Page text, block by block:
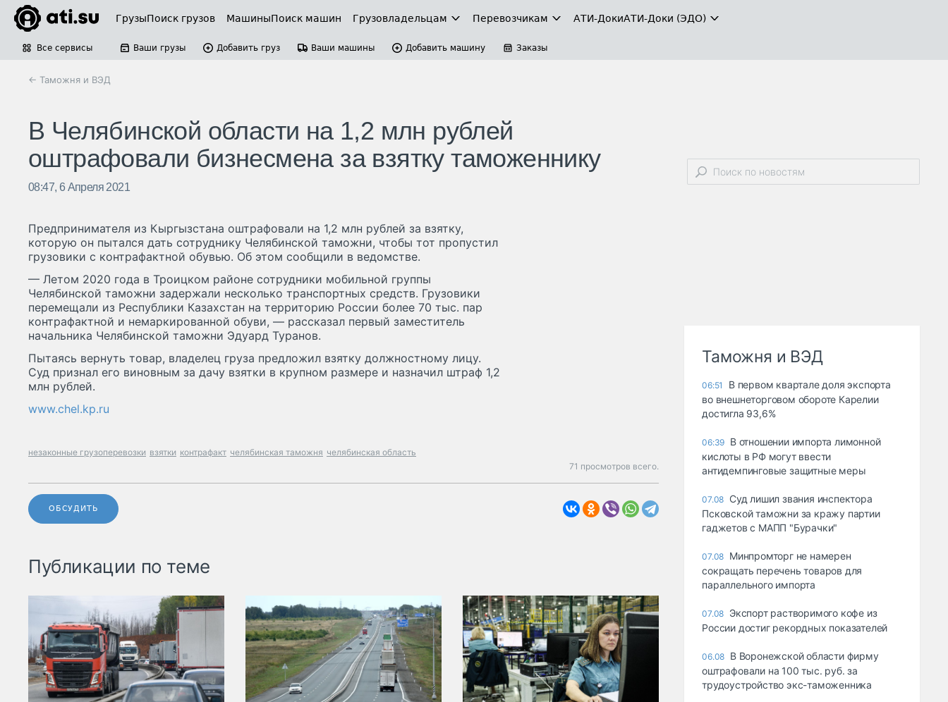
ГрузыПоиск грузов МашиныПоиск машин Грузовладельцам Перевозчикам АТИ-ДокиАТИ-Доки (ЭДО)
Все сервисы Ваши грузы Добавить груз Ваши машины Добавить машину Заказы
← Таможня и ВЭД
В Челябинской области на 1,2 млн рублей
оштрафовали бизнесмена за взятку таможеннику
08:47, 6 Апреля 2021
Предпринимателя из Кыргызстана оштрафовали на 1,2 млн рублей за взятку,
которую он пытался дать сотруднику Челябинской таможни, чтобы тот пропустил
грузовики с контрафактной обувью. Об этом сообщили в ведомстве.
— Летом 2020 года в Троицком районе сотрудники мобильной группы
Челябинской таможни задержали несколько транспортных средств. Грузовики
перемещали из Республики Казахстан на территорию России более 70 тыс. пар
контрафактной и немаркированной обуви, — рассказал первый заместитель
начальника Челябинской таможни Эдуард Туранов.
Пытаясь вернуть товар, владелец груза предложил взятку должностному лицу.
Суд признал его виновным за дачу взятки в крупном размере и назначил штраф 1,2
млн рублей.
www.chel.kp.ru
незаконные грузоперевозки взятки контрафакт челябинская таможня челябинская область
71 просмотров всего.
ОБСУДИТЬ
Публикации по теме
Таможня и ВЭД
06:51
В первом квартале доля экспорта
во внешнеторговом обороте Карелии
достигла 93,6%
06:39 В отношении импорта лимонной
кислоты в РФ могут ввести
антидемпинговые защитные меры
07.08 Суд лишил звания инспектора
Псковской таможни за кражу партии
гаджетов с МАПП "Бурачки"
07.08 Минпромторг не намерен
сокращать перечень товаров для
параллельного импорта
07.08 Экспорт растворимого кофе из
России достиг рекордных показателей
06.08 В Воронежской области фирму
оштрафовали на 100 тыс. руб. за
трудоустройство экс-таможенника